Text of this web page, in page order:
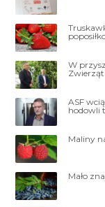
W
Zwierząt
ASF
hodowli
Maliny
Mało